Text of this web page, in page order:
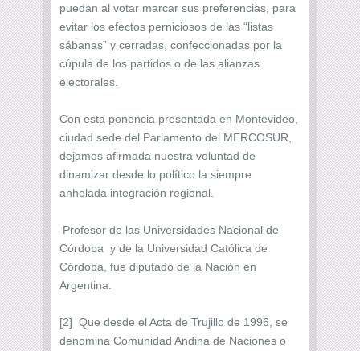
puedan al votar marcar sus preferencias, para
evitar los efectos perniciosos de las “listas
sábanas” y cerradas, confeccionadas por la
cúpula de los partidos o de las alianzas
electorales.
Con esta ponencia presentada en Montevideo,
ciudad sede del Parlamento del MERCOSUR,
dejamos afirmada nuestra voluntad de
dinamizar desde lo político la siempre
anhelada integración regional.
Profesor de las Universidades Nacional de
Córdoba y de la Universidad Católica de
Córdoba, fue diputado de la Nación en
Argentina.
[2] Que desde el Acta de Trujillo de 1996, se
denomina Comunidad Andina de Naciones o